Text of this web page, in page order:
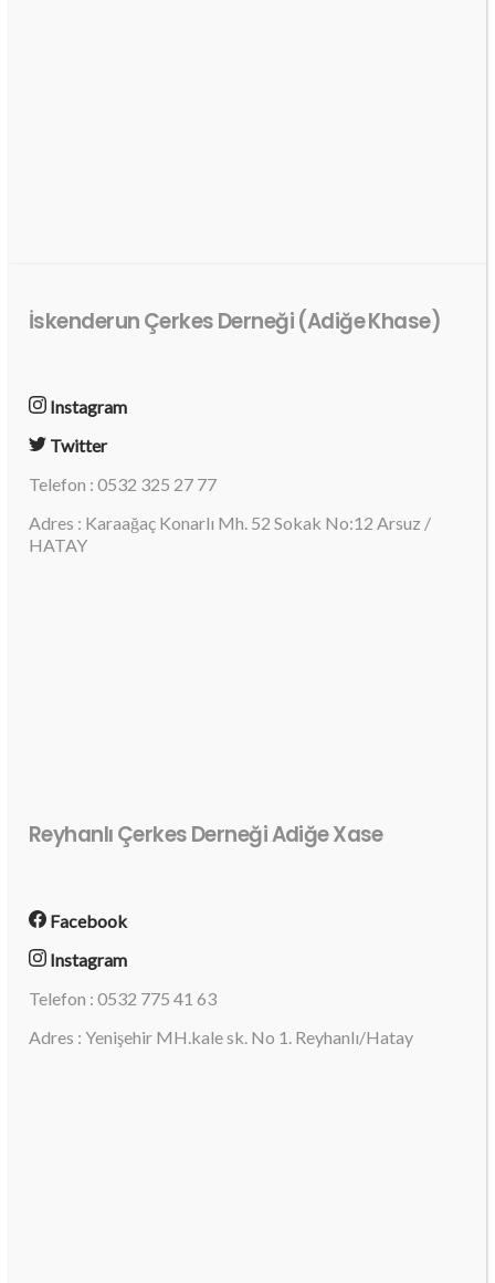
İskenderun Çerkes Derneği (Adiğe Khase)
Instagram
Twitter
Telefon : 0532 325 27 77
Adres : Karaağaç Konarlı Mh. 52 Sokak No:12 Arsuz /
HATAY
Reyhanlı Çerkes Derneği Adiğe Xase
Facebook
Instagram
Telefon : 0532 775 41 63
Adres : Yenişehir MH.kale sk. No 1. Reyhanlı/Hatay